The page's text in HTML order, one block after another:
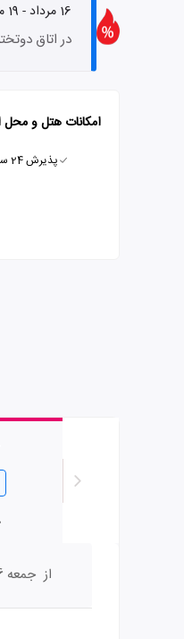
16 مرداد - 19 مرداد ( 3 شب )
در اتاق
امکانات هتل و محل
پذیرش 24 ساعته
از جمعه 16 مرداد